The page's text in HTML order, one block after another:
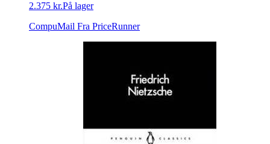
2.375 kr.På lager
CompuMail Fra PriceRunner